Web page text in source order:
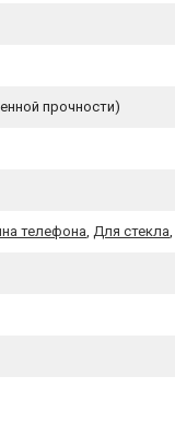
прочности)
телефона, Для стекла,